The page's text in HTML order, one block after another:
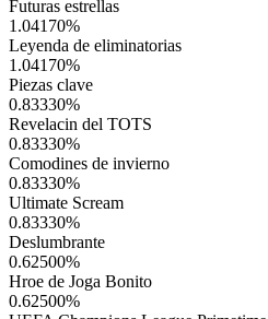
Futuras estrellas
1.04170%
Leyenda de eliminatorias
1.04170%
Piezas clave
0.83330%
Revelacin del TOTS
0.83330%
Comodines de invierno
0.83330%
Ultimate Scream
0.83330%
Deslumbrante
0.62500%
Hroe de Joga Bonito
0.62500%